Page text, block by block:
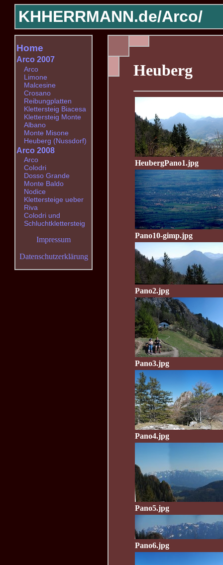
KHHERRMANN.de/Arco/
Heuberg
HeubergPano1.jpg
Pano10-gimp.jpg
Pano2.jpg
Pano3.jpg
Pano4.jpg
Pano5.jpg
Pano6.jpg
Home
Arco 2007
Arco
Limone
Malcesine
Crosano
Reibungplatten
Klettersteig Biacesa
Klettersteig Monte
Albano
Monte Misone
Heuberg (Nussdorf)
Arco 2008
Arco
Colodri
Dosso Grande
Monte Baldo
Nodice
Klettersteige ueber
Riva
Colodri und
Schluchtklettersteig
Impressum
Datenschutzerklärung